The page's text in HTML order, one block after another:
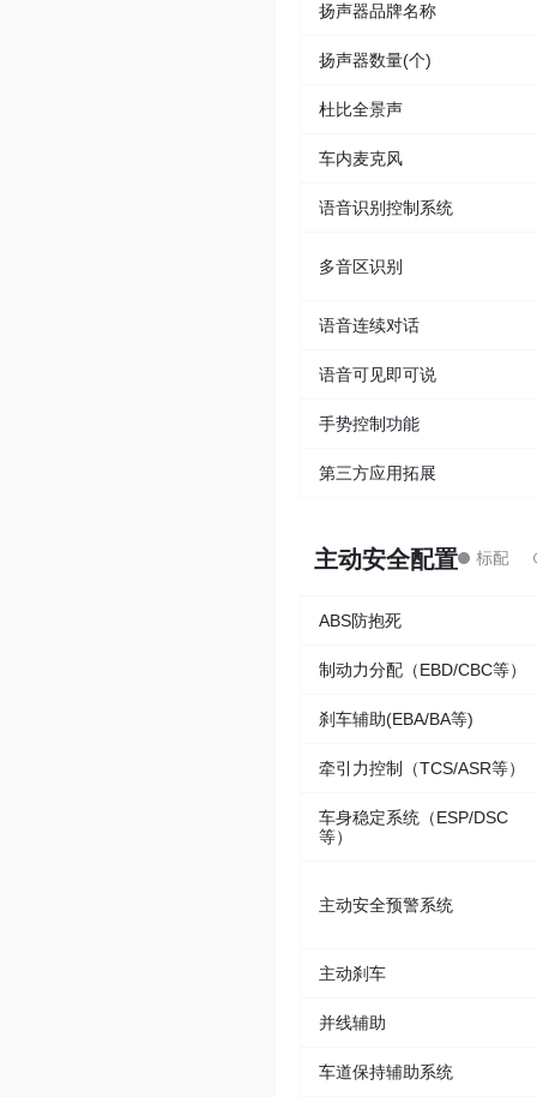
扬声器品牌名称
扬声器数量(个)
杜比全景声
车内麦克风
语音识别控制系统
多音区识别
语音连续对话
语音可见即可说
手势控制功能
第三方应用拓展
主动安全配置
ABS防抱死
制动力分配（EBD/CBC等）
刹车辅助(EBA/BA等)
牵引力控制（TCS/ASR等）
车身稳定系统（ESP/DSC
等）
主动安全预警系统
主动刹车
并线辅助
车道保持辅助系统